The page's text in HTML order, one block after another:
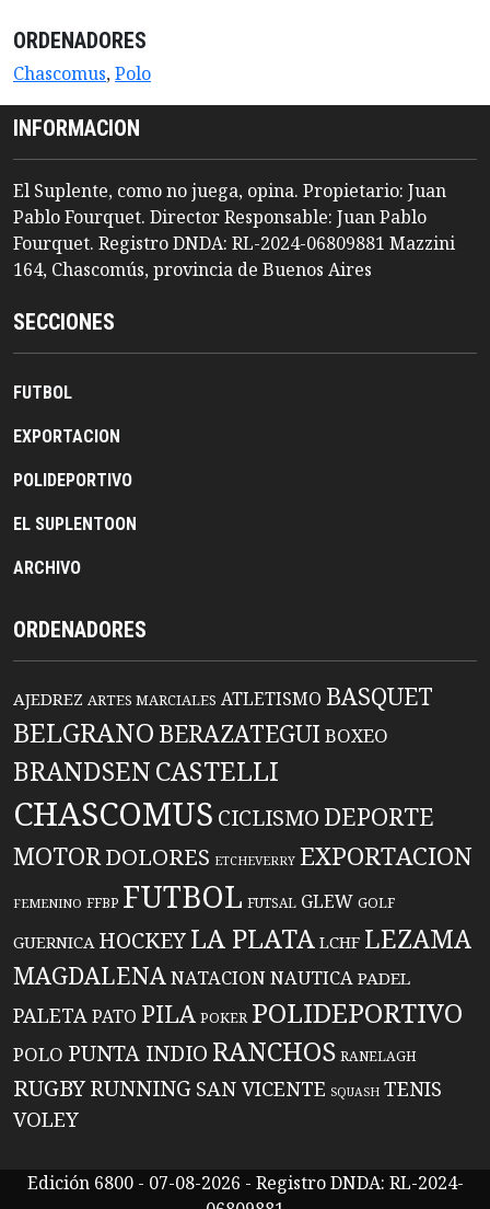
ORDENADORES
Chascomus,Polo
INFORMACION
El Suplente, como no juega, opina. Propietario: Juan
Pablo Fourquet. Director Responsable: Juan Pablo
Fourquet. Registro DNDA: RL-2024-06809881 Mazzini
164, Chascomús, provincia de Buenos Aires
SECCIONES
FUTBOL
EXPORTACION
POLIDEPORTIVO
EL SUPLENTOON
ARCHIVO
ORDENADORES
AJEDREZ ARTES MARCIALES ATLETISMO BASQUET
BELGRANO BERAZATEGUIBOXEO
BRANDSENCASTELLI
CHASCOMUS CICLISMO DEPORTE
MOTORDOLORES ETCHEVERRY EXPORTACION
FEMENINO FFBP FUTBOL FUTSAL GLEW GOLF
GUERNICA HOCKEYLA PLATA LCHF LEZAMA
MAGDALENANATACIONNAUTICA PADEL
PALETAPATO PILA POKER POLIDEPORTIVO
POLO PUNTA INDIO RANCHOS RANELAGH
RUGBYRUNNING SAN VICENTE SQUASH TENIS
VOLEY
Edición 6800 - 07-08-2026 - Registro DNDA: RL-2024-